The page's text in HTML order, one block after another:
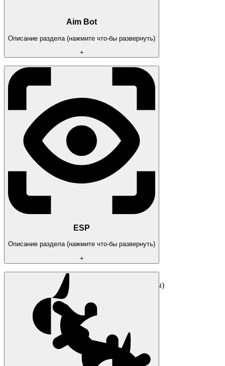
Aim Bot
Описание раздела (нажмите что-бы развернуть)
+
Aim Bot (автонаведение)
ESP
Описание раздела (нажмите что-бы развернуть)
+
ESP Location (позиции игроков)
ESP Items (оружие, броня, медикаменты)
ESP Vehicle (транспорт)
Полная информация о врагах
Отображение лута